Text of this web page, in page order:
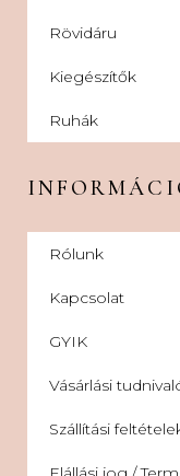
Rövidáru
Kiegészítők
Ruhák
Rólunk
Kapcsolat
GYIK
Vásárlási
Szállítási